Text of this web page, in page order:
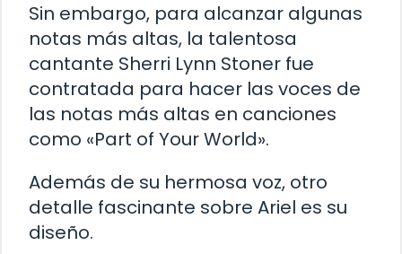
Sin embargo, para alcanzar algunas
notas más altas, la talentosa
cantante Sherri Lynn Stoner fue
contratada para hacer las voces de
las notas más altas en canciones
como «Part of Your World».
Además de su hermosa voz, otro
detalle fascinante sobre Ariel es su
diseño.